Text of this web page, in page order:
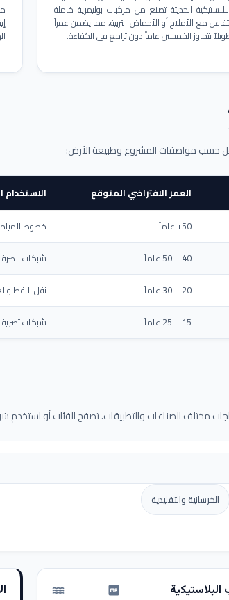
الحديثة تصنع من مركبات بوليمرية خاملة
مع الأملاح أو الأحماض التربية، مما يضمن عمراً
يتجاوز الخمسين عاماً دون تراجع في الكفاءة.
حسب مواصفات المشروع وطبيعة الأرض:
العمر الافتراضي المتوقع الاستخدام
50+ عاماً
خطوط المياه
40 – 50 عاماً
شبكات
20 – 30 عاماً
نقل النفط
15 – 25 عاماً شبكات
مختلف الصناعات والتطبيقات. تصفح الفئات أو استخدم
الخرسانية والتقليدية
البلاستيكية water_pump